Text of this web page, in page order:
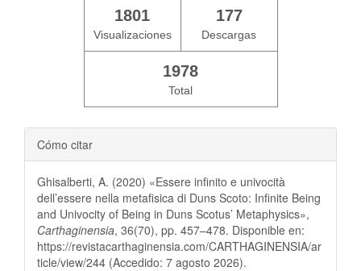
1801
Visualizaciones
177
Descargas
1978
Total
Cómo citar
Ghisalberti, A. (2020) «Essere infinito e univocità
dell’essere nella metafisica di Duns Scoto: Infinite Being
and Univocity of Being in Duns Scotus’ Metaphysics»,
Carthaginensia, 36(70), pp. 457–478. Disponible en:
https://revistacarthaginensia.com/CARTHAGINENSIA/ar
ticle/view/244 (Accedido: 7 agosto 2026).